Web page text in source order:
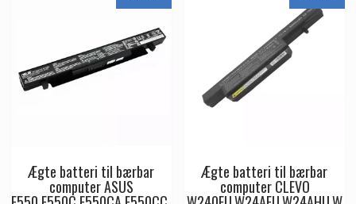
Ægte batteri til bærbar
computer ASUS
Ægte batteri til bærbar
computer CLEVO